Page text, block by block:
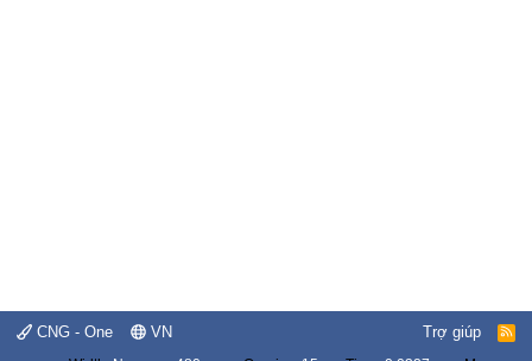
CNG - One VN Trợ giúp
R